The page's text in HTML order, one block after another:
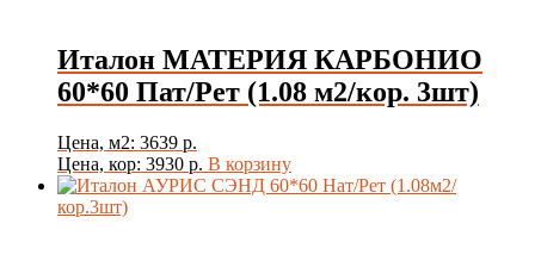
Италон МАТЕРИЯ КАРБОНИО
60*60 Пат/Рет (1.08 м2/кор. 3шт)
Цена, м2: 3639 р.
Цена, кор: 3930 р. В корзину